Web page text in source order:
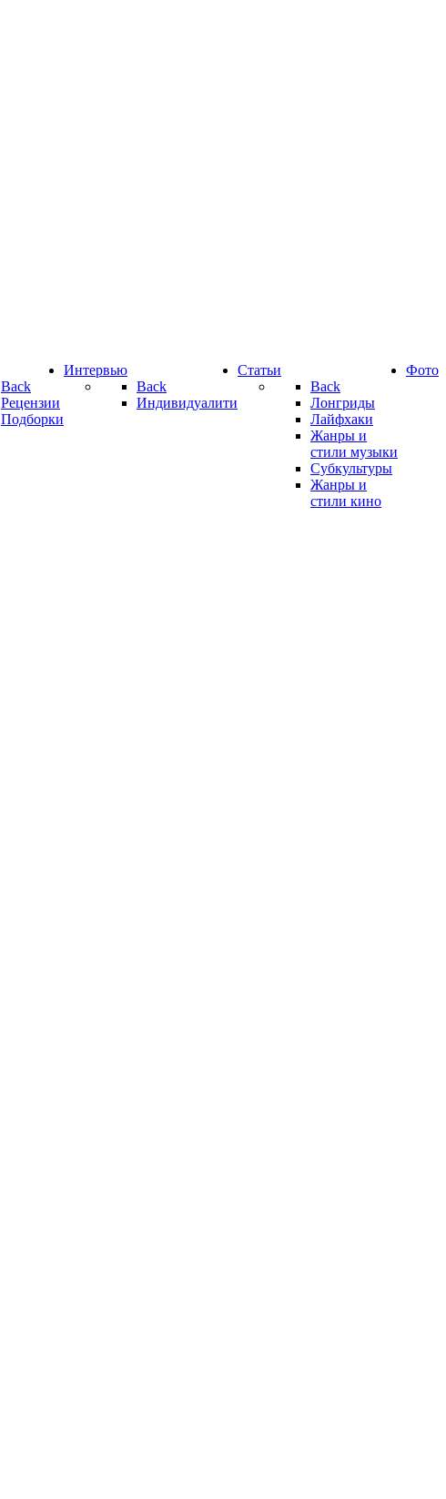
Back
Рецензии
Подборки
Фото
Интервью
Back
Индивидуалити
Статьи
Back
Лонгриды
Лайфхаки
Жанры и
стили музыки
Субкультуры
Жанры и
стили кино